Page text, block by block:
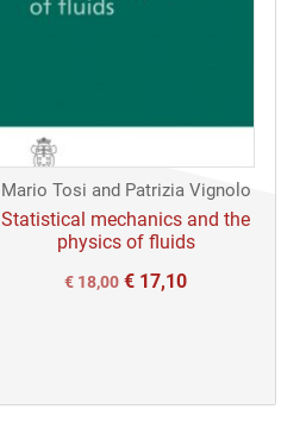
Mario Tosi and Patrizia Vignolo
Statistical mechanics and the
physics of fluids
Il
€ 18,00Il€ 17,10